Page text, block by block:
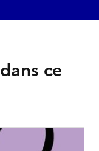
ce